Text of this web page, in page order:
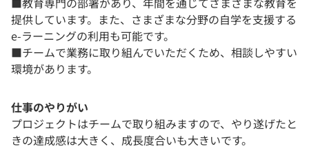
提供しています。また、さまざまな分野の自学を支援する
e-ラーニングの利用も可能です。
■チームで業務に取り組んでいただくため、相談しやすい
環境があります。
仕事のやりがい
プロジェクトはチームで取り組みますので、やり遂げたと
きの達成感は大きく、成長度合いも大きいです。